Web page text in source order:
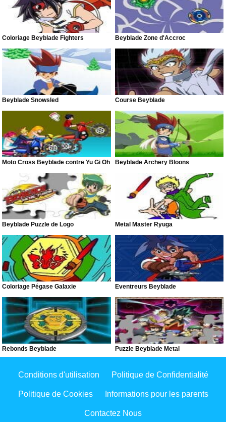
Coloriage Beyblade Fighters Beyblade Zone d'Accroc
Beyblade Snowsled Course Beyblade
Moto Cross Beyblade contre Yu Gi Oh Beyblade Archery Bloons
Beyblade Puzzle de Logo Metal Master Ryuga
Coloriage Pégase Galaxie Éventreurs Beyblade
Rebonds Beyblade Puzzle Beyblade Metal
Conditions d'utilisation Politique de Confidentialité
Politique de Cookies Informations pour les parents
Contactez Nous